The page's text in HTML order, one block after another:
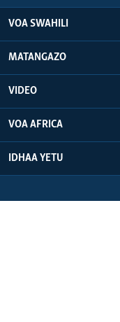
VOA SWAHILI
MATANGAZO
VIDEO
VOA AFRICA
IDHAA YETU